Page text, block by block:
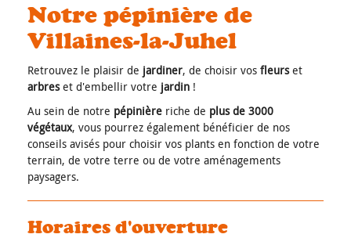
Notre pépinière de
Villaines-la-Juhel
Retrouvez le plaisir de jardiner, de choisir vos fleurset
arbreset d'embellir votre jardin !
Au sein de notre pépinière riche de plus de 3000
végétaux, vous pourrez également bénéficier de nos
conseils avisés pour choisir vos plants en fonction de votre
terrain, de votre terre ou de votre aménagements
paysagers.
Horaires d'ouverture